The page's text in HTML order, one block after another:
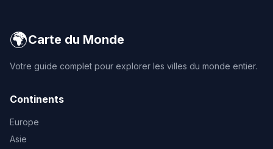
🌍Carte du Monde
Votre guide complet pour explorer les villes du monde entier.
Continents
Europe
Asie